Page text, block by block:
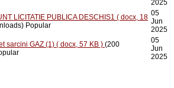
2025
LICITATIE PUBLICA DESCHIS1 ( docx, 18
Popular
05
Jun
2025
sarcini GAZ (1) ( docx, 57 KB ) (200
05
Jun
2025